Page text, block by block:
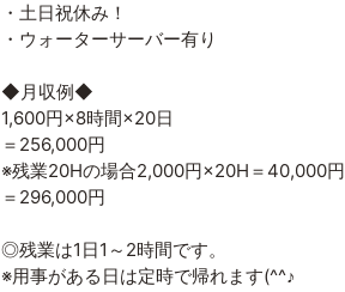
・土日祝休み！
・ウォーターサーバー有り
◆月収例◆
1,600円×8時間×20日
＝256,000円
※残業20Hの場合2,000円×20H＝40,000円
＝296,000円
◎残業は1日1～2時間です。
※用事がある日は定時で帰れます(^^♪